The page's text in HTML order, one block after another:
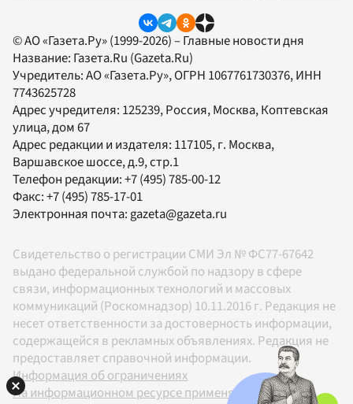
© АО «Газета.Ру» (1999-2026) – Главные новости дня
Название: Газета.Ru (Gazeta.Ru)
Учредитель:АО «Газета.Ру», ОГРН 1067761730376, ИНН
7743625728
Адрес учредителя: 125239, Россия, Москва, Коптевская
улица, дом 67
Адрес редакции и издателя: 117105, г. Москва,
Варшавское шоссе, д.9, стр.1
Телефон редакции:+7 (495) 785-00-12
Факс:+7 (495) 785-17-01
Электронная почта:gazeta@gazeta.ru
Свидетельство о регистрации СМИ Эл № ФС77-67642
выдано федеральной службой по надзору в сфере
связи, информационных технологий и массовых
коммуникаций (Роскомнадзор) 10.11.2016 г. Редакция не
несет ответственности за достоверность информации,
содержащейся в рекламных объявлениях. Редакция не
предоставляет справочной информации.
Информация об ограничениях
На информационном ресурсе применяются